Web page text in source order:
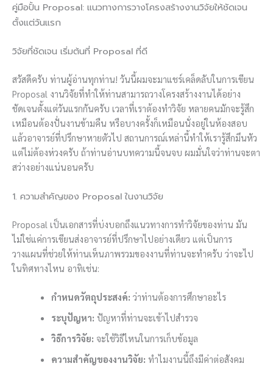
คู่มือปั้น Proposal: แนวทางการวางโครงสร้างงานวิจัยให้ชัดเจน
ตั้งแต่วันแรก
วิจัยที่ชัดเจน เริ่มต้นที่ Proposal ที่ดี
สวัสดีครับ ท่านผู้อ่านทุกท่าน! วันนี้ผมจะมาแชร์เคล็ดลับในการเขียน
Proposal งานวิจัยที่ทำให้ท่านสามารถวางโครงสร้างงานได้อย่าง
ชัดเจนตั้งแต่วันแรกกันครับ เวลาที่เราต้องทำวิจัย หลายคนมักจะรู้สึก
เหมือนต้องปั่นงานข้ามคืน หรือบางครั้งก็เหมือนนั่งอยู่ในห้องสอบ
แล้วอาจารย์ที่ปรึกษาหายตัวไป สถานการณ์เหล่านี้ทำให้เรารู้สึกมึนหัว
แต่ไม่ต้องห่วงครับ ถ้าท่านอ่านบทความนี้จนจบ ผมมั่นใจว่าท่านจะตา
สว่างอย่างแน่นอนครับ
1. ความสำคัญของ Proposal ในงานวิจัย
Proposal เป็นเอกสารที่บ่งบอกถึงแนวทางการทำวิจัยของท่าน มัน
ไม่ใช่แค่การเขียนส่งอาจารย์ที่ปรึกษาไปอย่างเดียว แต่เป็นการ
วางแผนที่ช่วยให้ท่านเห็นภาพรวมของงานที่ท่านจะทำครับ ว่าจะไป
ในทิศทางไหน อาทิเช่น:
กำหนดวัตถุประสงค์: ว่าท่านต้องการศึกษาอะไร
ระบุปัญหา: ปัญหาที่ท่านจะเข้าไปสำรวจ
วิธีการวิจัย: จะใช้วิธีไหนในการเก็บข้อมูล
ความสำคัญของงานวิจัย: ทำไมงานนี้ถึงมีค่าต่อสังคม